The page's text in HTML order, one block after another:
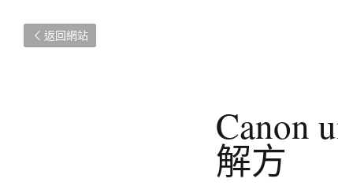
返回網站
Canon
理解方